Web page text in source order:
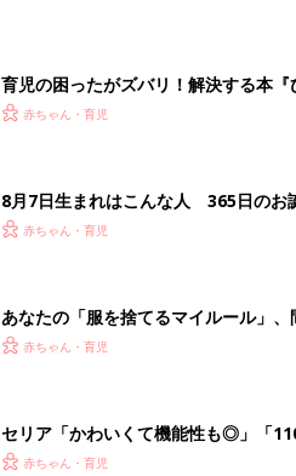
育児の困ったがズバリ！解決する本
つ情報がいっぱい！
赤ちゃん・育児
8月7日生まれはこんな人 365日のお
赤ちゃん・育児
あなたの「服を捨てるマイルール」
スタイリストが喝！
赤ちゃん・育児
セリア「かわいくて機能性も◎」「
赤ちゃん・育児